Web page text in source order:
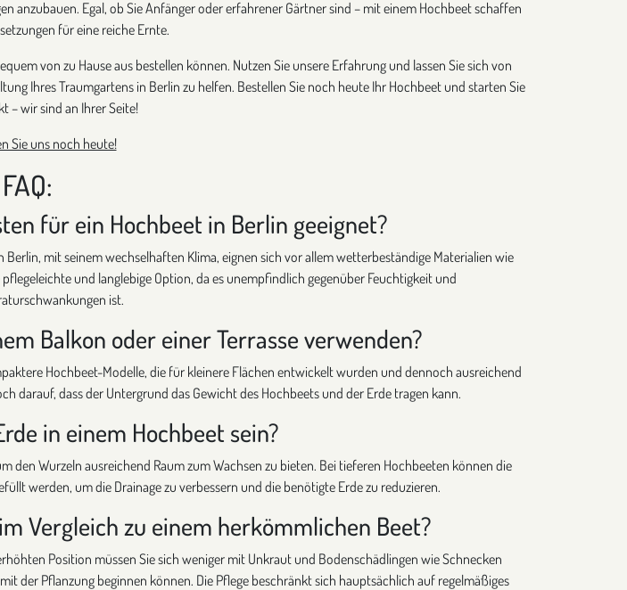
anzubauen. Egal, ob Sie Anfänger oder erfahrener Gärtner sind – mit einem Hochbeet schaffen
für eine reiche Ernte.
von zu Hause aus bestellen können. Nutzen Sie unsere Erfahrung und lassen Sie sich von
Ihres Traumgartens in Berlin zu helfen. Bestellen Sie noch heute Ihr Hochbeet und starten Sie
– wir sind an Ihrer Seite!
Sie uns noch heute!
FAQ:
für ein Hochbeet in Berlin geeignet?
mit seinem wechselhaften Klima, eignen sich vor allem wetterbeständige Materialien wie
und langlebige Option, da es unempfindlich gegenüber Feuchtigkeit und
ist.
Balkon oder einer Terrasse verwenden?
Hochbeet-Modelle, die für kleinere Flächen entwickelt wurden und dennoch ausreichend
darauf, dass der Untergrund das Gewicht des Hochbeets und der Erde tragen kann.
in einem Hochbeet sein?
Wurzeln ausreichend Raum zum Wachsen zu bieten. Bei tieferen Hochbeeten können die
werden, um die Drainage zu verbessern und die benötigte Erde zu reduzieren.
Vergleich zu einem herkömmlichen Beet?
Position müssen Sie sich weniger mit Unkraut und Bodenschädlingen wie Schnecken
der Pflanzung beginnen können. Die Pflege beschränkt sich hauptsächlich auf regelmäßiges